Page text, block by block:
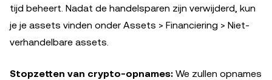
tijd beheert. Nadat de handelsparen zijn verwijderd, kun
je je assets vinden onder Assets > Financiering > Niet-
verhandelbare assets.
Stopzetten van crypto-opnames: We zullen opnames